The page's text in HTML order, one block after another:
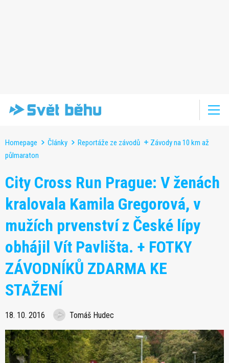
Homepage Články Reportáže ze závodů
Závody na 10 km až
půlmaraton
City Cross Run Prague: V ženách
kralovala Kamila Gregorová, v
mužích prvenství z České lípy
obhájil Vít Pavlišta. + FOTKY
ZÁVODNÍKŮ ZDARMA KE
STAŽENÍ
18. 10. 2016 Tomáš Hudec